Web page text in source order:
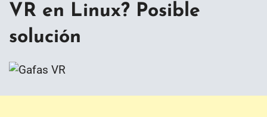
VR en Linux? Posible
solución